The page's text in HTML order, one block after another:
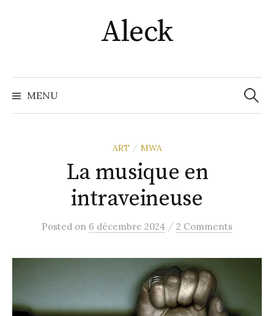
Aleck
MENU
ART / MWA
La musique en
intraveineuse
Posted on 6 décembre 2024 / 2 Comments